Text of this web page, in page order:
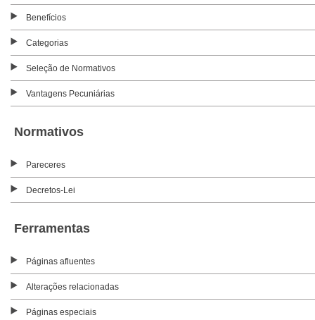
Benefícios
Categorias
Seleção de Normativos
Vantagens Pecuniárias
Normativos
Pareceres
Decretos-Lei
Ferramentas
Páginas afluentes
Alterações relacionadas
Páginas especiais